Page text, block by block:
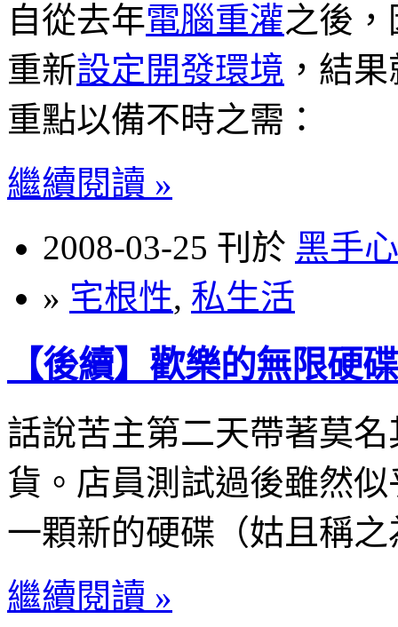
自從去年電腦重灌之後，
重新設定開發環境 ，結
重點以備不時之需：
繼續閱讀 »
2008-03-25 刊於 黑手
» 宅根性, 私生活
【後續】歡樂的無限硬
話說苦主第二天帶著莫
貨。店員測試過後雖然
一顆新的硬碟（姑且稱
繼續閱讀 »